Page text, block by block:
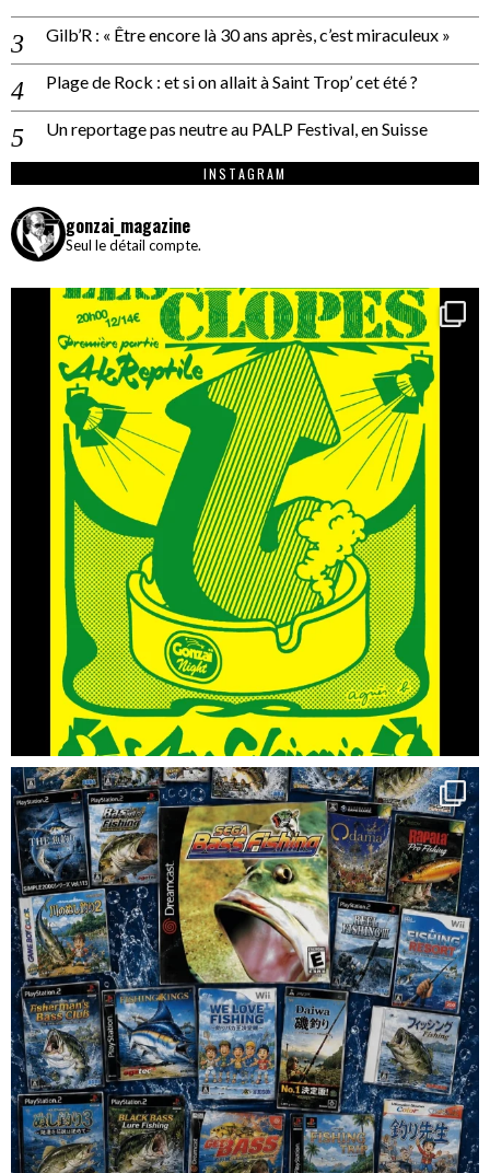
Gilb’R : « Être encore là 30 ans après, c’est miraculeux »
Plage de Rock : et si on allait à Saint Trop’ cet été ?
Un reportage pas neutre au PALP Festival, en Suisse
INSTAGRAM
gonzai_magazine
Seul le détail compte.